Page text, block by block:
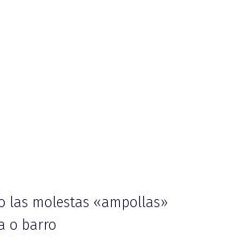
las molestas «ampollas»
o barro